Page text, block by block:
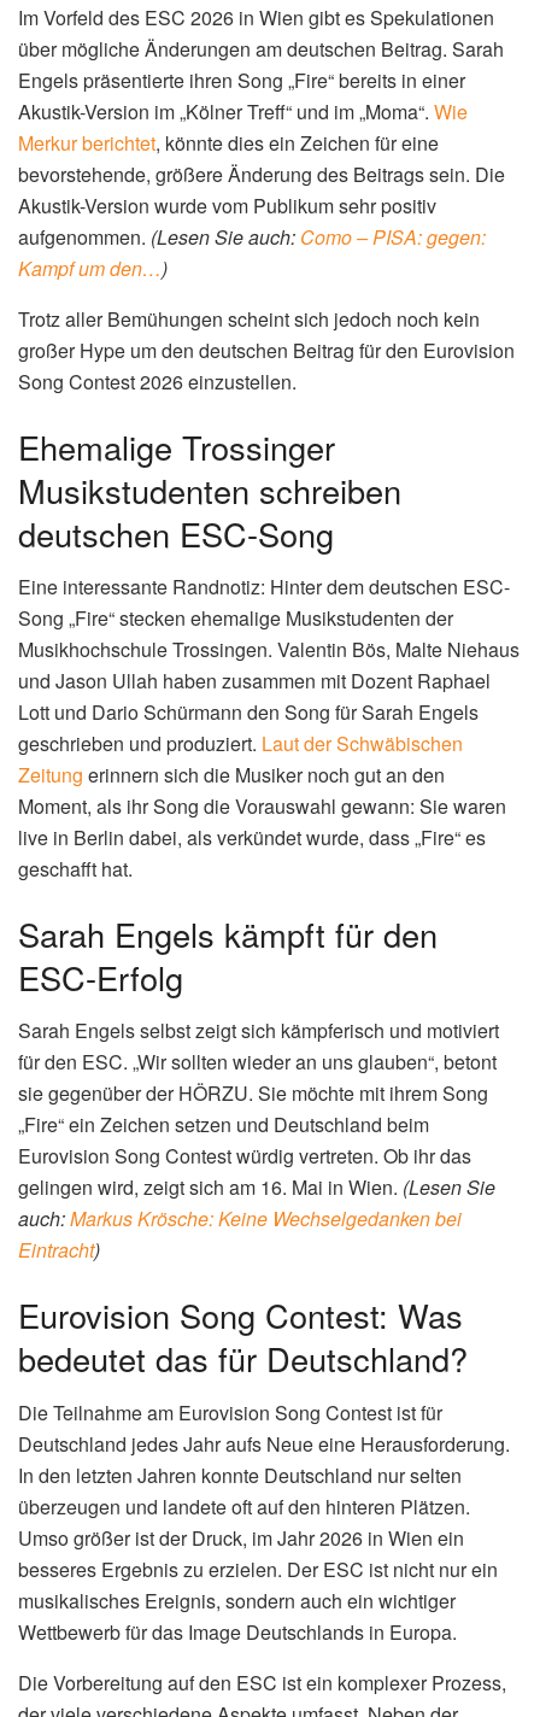
Im Vorfeld des ESC 2026 in Wien gibt es Spekulationen
über mögliche Änderungen am deutschen Beitrag. Sarah
Engels präsentierte ihren Song „Fire“ bereits in einer
Akustik-Version im „Kölner Treff“ und im „Moma“. Wie
Merkur berichtet, könnte dies ein Zeichen für eine
bevorstehende, größere Änderung des Beitrags sein. Die
Akustik-Version wurde vom Publikum sehr positiv
aufgenommen. (Lesen Sie auch: Como – PISA: gegen:
Kampf um den…)
Trotz aller Bemühungen scheint sich jedoch noch kein
großer Hype um den deutschen Beitrag für den Eurovision
Song Contest 2026 einzustellen.
Ehemalige Trossinger
Musikstudenten schreiben
deutschen ESC-Song
Eine interessante Randnotiz: Hinter dem deutschen ESC-
Song „Fire“ stecken ehemalige Musikstudenten der
Musikhochschule Trossingen. Valentin Bös, Malte Niehaus
und Jason Ullah haben zusammen mit Dozent Raphael
Lott und Dario Schürmann den Song für Sarah Engels
geschrieben und produziert. Laut der Schwäbischen
Zeitung erinnern sich die Musiker noch gut an den
Moment, als ihr Song die Vorauswahl gewann: Sie waren
live in Berlin dabei, als verkündet wurde, dass „Fire“ es
geschafft hat.
Sarah Engels kämpft für den
ESC-Erfolg
Sarah Engels selbst zeigt sich kämpferisch und motiviert
für den ESC. „Wir sollten wieder an uns glauben“, betont
sie gegenüber der HÖRZU. Sie möchte mit ihrem Song
„Fire“ ein Zeichen setzen und Deutschland beim
Eurovision Song Contest würdig vertreten. Ob ihr das
gelingen wird, zeigt sich am 16. Mai in Wien. (Lesen Sie
auch:Markus Krösche: Keine Wechselgedanken bei
Eintracht)
Eurovision Song Contest: Was
bedeutet das für Deutschland?
Die Teilnahme am Eurovision Song Contest ist für
Deutschland jedes Jahr aufs Neue eine Herausforderung.
In den letzten Jahren konnte Deutschland nur selten
überzeugen und landete oft auf den hinteren Plätzen.
Umso größer ist der Druck, im Jahr 2026 in Wien ein
besseres Ergebnis zu erzielen. Der ESC ist nicht nur ein
musikalisches Ereignis, sondern auch ein wichtiger
Wettbewerb für das Image Deutschlands in Europa.
Die Vorbereitung auf den ESC ist ein komplexer Prozess,